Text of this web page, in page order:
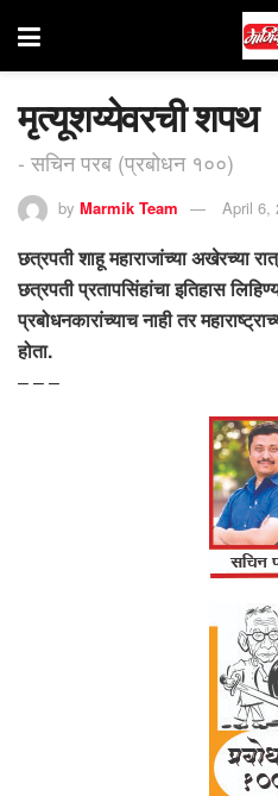
मृत्यूशय्येवरची शपथ
- सचिन परब (प्रबोधन १००)
by Marmik Team April 6,
छत्रपती शाहू महाराजांच्या अखेरच्या
छत्रपती प्रतापसिंहांचा इतिहास
प्रबोधनकारांच्याच नाही तर
होता.
– – –